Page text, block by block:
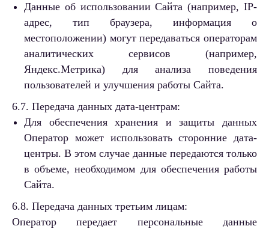
Данные об использовании Сайта (например, IP-
адрес, тип браузера, информация о
местоположении) могут передаваться операторам
аналитических сервисов (например,
Яндекс.Метрика) для анализа поведения
пользователей и улучшения работы Сайта.
6.7. Передача данных дата-центрам:
Для обеспечения хранения и защиты данных
Оператор может использовать сторонние дата-
центры. В этом случае данные передаются только
в объеме, необходимом для обеспечения работы
Сайта.
6.8. Передача данных третьим лицам:
Оператор передает персональные данные